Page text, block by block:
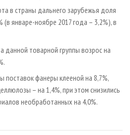
в страны дальнего зарубежья доля
(в январе-ноябре 2017 года – 3,2%), в
данной товарной группы возрос на
поставок фанеры клееной на 8,7%,
– на 1,4%, при этом снизились
необработанных на 4,0%.